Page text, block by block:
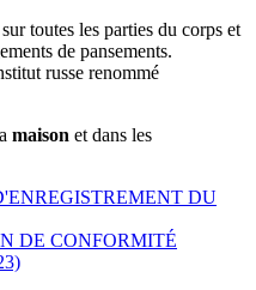
toutes les parties du corps et
de pansements.
russe renommé
maison et dans les
DU
DE CONFORMITÉ